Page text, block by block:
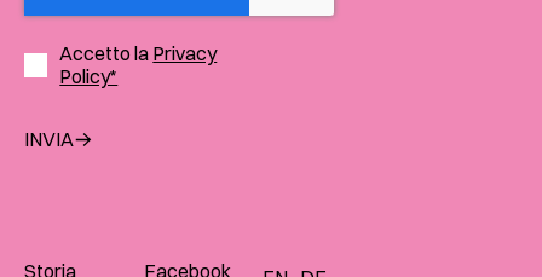
Accetto la Privacy
Policy*
INVIA
Storia Facebook